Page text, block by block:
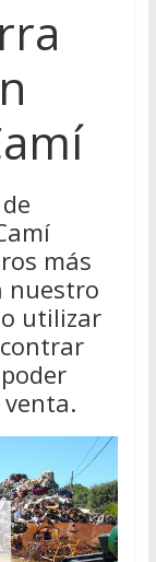
más
nuestro
o utilizar